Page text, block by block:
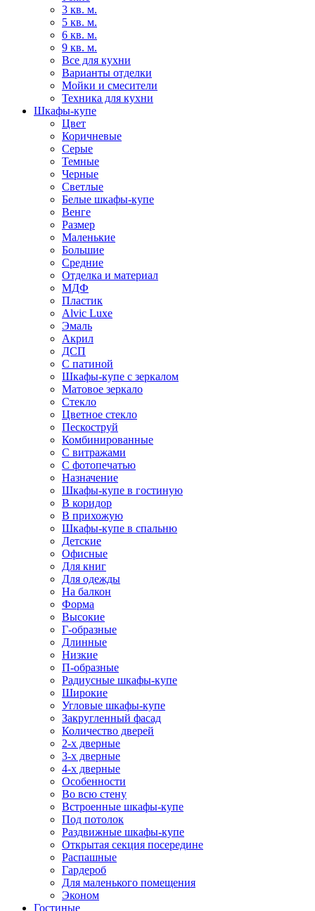
3 кв. м.
5 кв. м.
6 кв. м.
9 кв. м.
Все для кухни
Варианты отделки
Мойки и смесители
Техника для кухни
Шкафы-купе
Цвет
Коричневые
Серые
Темные
Черные
Светлые
Белые шкафы-купе
Венге
Размер
Маленькие
Большие
Средние
Отделка и материал
МДФ
Пластик
Alvic Luxe
Эмаль
Акрил
ДСП
С патиной
Шкафы-купе с зеркалом
Матовое зеркало
Стекло
Цветное стекло
Пескоструй
Комбинированные
С витражами
С фотопечатью
Назначение
Шкафы-купе в гостиную
В коридор
В прихожую
Шкафы-купе в спальню
Детские
Офисные
Для книг
Для одежды
На балкон
Форма
Высокие
Г-образные
Длинные
Низкие
П-образные
Радиусные шкафы-купе
Широкие
Угловые шкафы-купе
Закругленный фасад
Количество дверей
2-х дверные
3-х дверные
4-х дверные
Особенности
Во всю стену
Встроенные шкафы-купе
Под потолок
Раздвижные шкафы-купе
Открытая секция посередине
Распашные
Гардероб
Для маленького помещения
Эконом
Гостиные